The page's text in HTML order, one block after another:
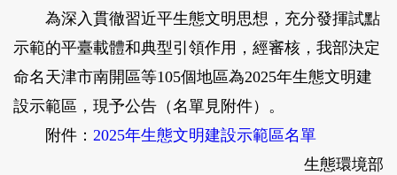
為深入貫徹習近平生態文明思想，充分發揮試點
示範的平臺載體和典型引領作用，經審核，我部決定
命名天津市南開區等105個地區為2025年生態文明建
設示範區，現予公告（名單見附件）。
附件： 2025年生態文明建設示範區名單
生態環境部